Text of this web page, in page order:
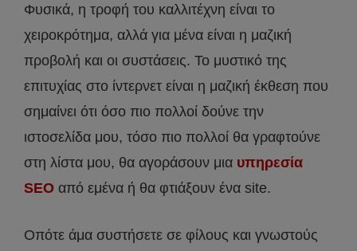
Φυσικά, η τροφή του καλλιτέχνη είναι το
χειροκρότημα, αλλά για μένα είναι η μαζική
προβολή και οι συστάσεις. Το μυστικό της
επιτυχίας στο ίντερνετ είναι η μαζική έκθεση που
σημαίνει ότι όσο πιο πολλοί δούνε την
ιστοσελίδα μου, τόσο πιο πολλοί θα γραφτούνε
στη λίστα μου, θα αγοράσουν μια υπηρεσία
SEO από εμένα ή θα φτιάξουν ένα site.
Οπότε άμα συστήσετε σε φίλους και γνωστούς